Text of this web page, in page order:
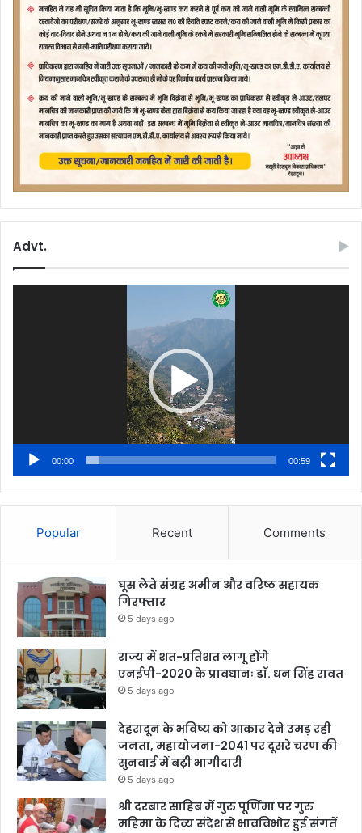
Advt.
00:00 00:59
Popular Recent Comments
घूस लेते संग्रह अमीन और वरिष्ठ सहायक
गिरफ्तार
5 days ago
राज्य में शत-प्रतिशत लागू होंगे
एनईपी-2020 के प्रावधानः डाॅ. धन सिंह रावत
5 days ago
देहरादून के भविष्य को आकार देने उमड़ रही
जनता, महायोजना-2041 पर दूसरे चरण की
सुनवाई में बढ़ी भागीदारी
5 days ago
श्री दरबार साहिब में गुरु पूर्णिमा पर गुरु
महिमा के दिव्य संदेश से भावविभोर हुई संगतें